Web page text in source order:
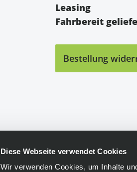
Diese Webseite verwendet Cookies
Wir verwenden Cookies, um Inhalte
Leasing
Fahrbereit
Bestellung